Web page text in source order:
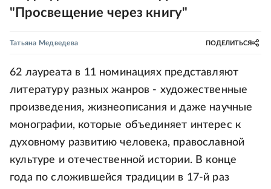
"Просвещение через книгу"
Татьяна Медведева ПОДЕЛИТЬСЯ
62 лауреата в 11 номинациях представляют
литературу разных жанров - художественные
произведения, жизнеописания и даже научные
монографии, которые объединяет интерес к
духовному развитию человека, православной
культуре и отечественной истории. В конце
года по сложившейся традиции в 17-й раз